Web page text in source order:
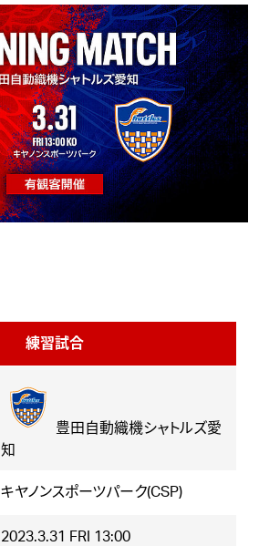
練習試合
豊田自動織機シャトルズ愛
知
キヤノンスポーツパーク(CSP)
2023.3.31 FRI 13:00